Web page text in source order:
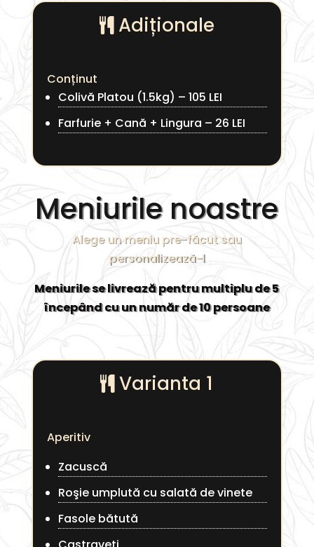
Adiționale
Conținut
Colivă Platou (1.5kg) – 105 LEI
Farfurie + Cană + Lingura – 26 LEI
Meniurile noastre
Alege un meniu pre-făcut sau
personalizează-l
Meniurile se livrează pentru multiplu de 5
începând cu un număr de 10 persoane
Varianta 1
Aperitiv
Zacuscă
Roşie umplută cu salată de vinete
Fasole bătută